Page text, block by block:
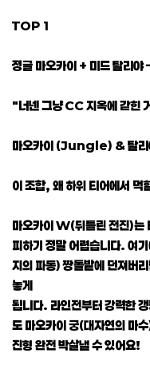
TOP 1
정글 마오카이 + 미드 탈리야
"너넨 그냥 CC 지옥에 갇힌
마오카이 (Jungle) & 탈
이 조합, 왜 하위 티어에서 먹
마오카이 W(뒤틀린 전진)는
피하기 정말 어렵습니다. 여
지의 파동) 짱돌밭에 던져버
놓게
됩니다. 라인전부터 강력한
도 마오카이 궁(대자연의 마
진형 완전 박살낼 수 있어요!